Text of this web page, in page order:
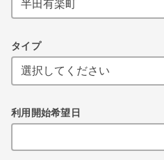
タイプ
利用開始希望日